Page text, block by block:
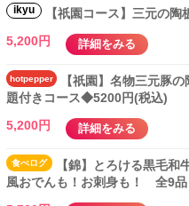
ikyu
【祇園コース】三元の
5,200円
詳細をみる
hotpepper
【祇園】名物三元豚
題付きコース◆5200円(税込)
5,200円
詳細をみる
食べログ
【錦】とろける黒毛
風おでんも！お刺身も！ 全9